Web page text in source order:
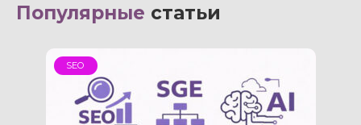
Популярные статьи
SEO